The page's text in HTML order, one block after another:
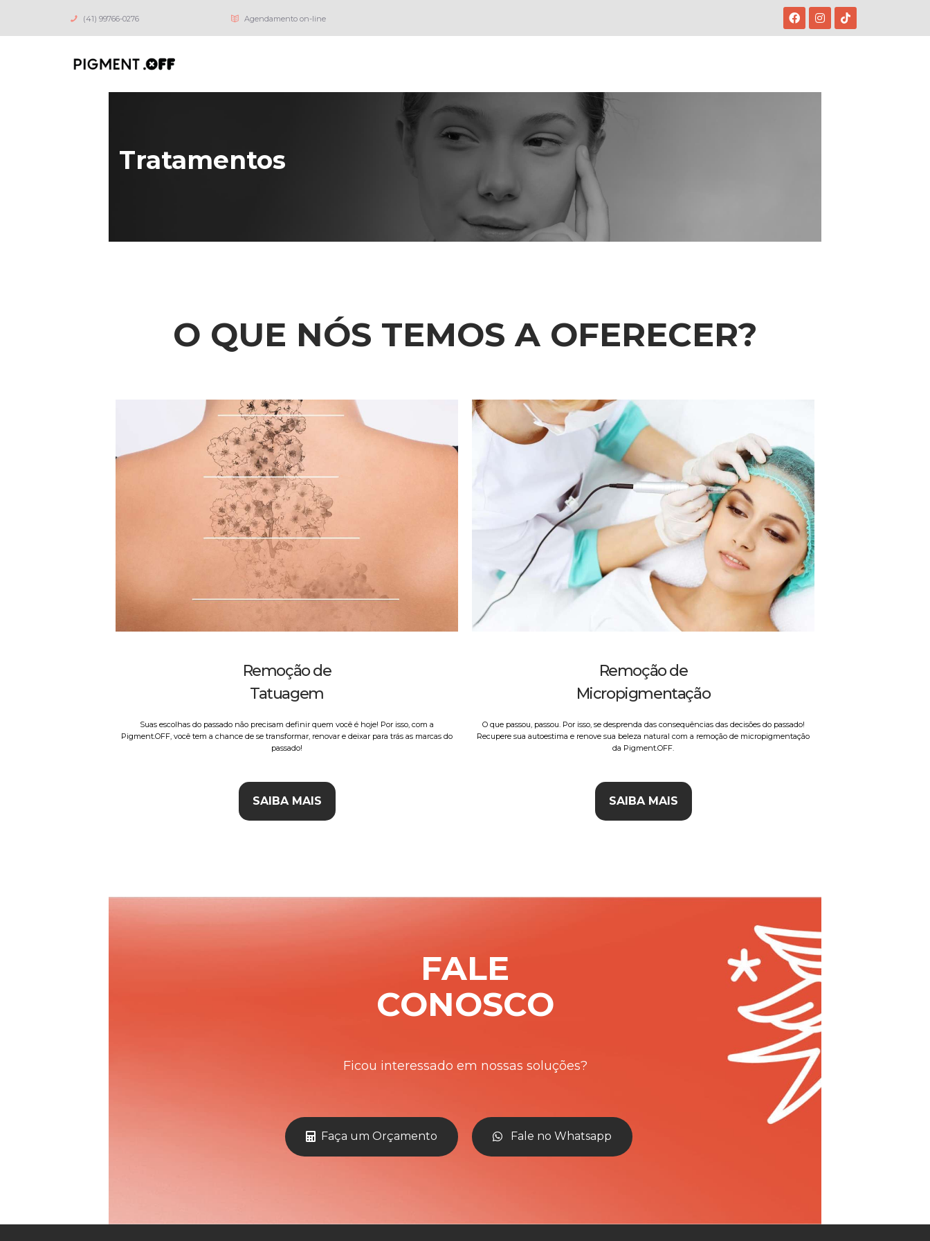
(41) 99766-0276 Agendamento on-line
A PIGMENT.OFF
ORÇAMENTO
Tratamentos
O QUE NÓS TEMOS A OFERECER?
Remoção de
Tatuagem
Suas escolhas do passado não precisam definir quem você é hoje! Por isso, com a
Pigment.OFF, você tem a chance de se transformar, renovar e deixar para trás as marcas do
passado!
SAIBA MAIS
Remoção de
Micropigmentação
O que passou, passou. Por isso, se desprenda das consequências das decisões do passado!
Recupere sua autoestima e renove sua beleza natural com a remoção de micropigmentação
da Pigment.OFF.
SAIBA MAIS
FALE
CONOSCO
Ficou interessado em nossas soluções?
Faça um Orçamento Fale no Whatsapp